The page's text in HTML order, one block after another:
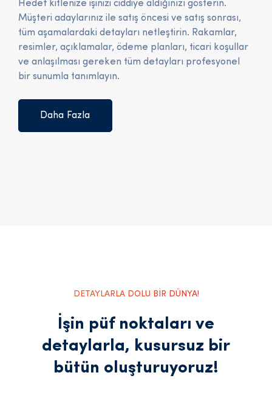
Hedef kitlenize işinizi ciddiye aldığınızı gösterin.
Müşteri adaylarınız ile satış öncesi ve satış sonrası,
tüm aşamalardaki detayları netleştirin. Rakamlar,
resimler, açıklamalar, ödeme planları, ticari koşullar
ve anlaşılması gereken tüm detayları profesyonel
bir sunumla tanımlayın.
Daha Fazla
DETAYLARLA DOLU BİR DÜNYA!
İşin püf noktaları ve
detaylarla, kusursuz bir
bütün oluşturuyoruz!